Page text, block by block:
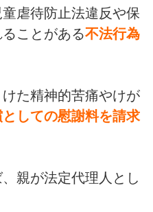
虐待防止法違反や保
ことがある不法行為
た精神的苦痛やけが
しての慰謝料を請求
親が法定代理人とし